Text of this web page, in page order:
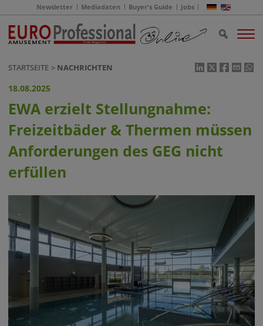
Newsletter Mediadaten Buyer's Guide Jobs
STARTSEITE NACHRICHTEN
18.08.2025
EWA erzielt Stellungnahme:
Freizeitbäder & Thermen müssen
Anforderungen des GEG nicht
erfüllen